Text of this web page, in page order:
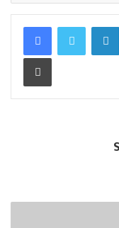
FacebookTwitter
Print